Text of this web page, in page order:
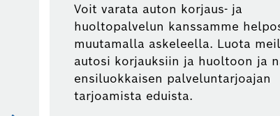
Voit varata auton korjaus- ja
huoltopalvelun kanssamme
muutamalla askeleella. Luota
autosi korjauksiin ja huoltoon ja
ensiluokkaisen palveluntarjoajan
tarjoamista eduista.